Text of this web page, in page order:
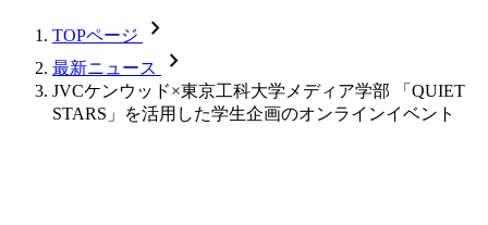
TOPページ chevron_forward
最新ニュース chevron_forward
JVCケンウッド×東京工科大学メディア学部 「QUIET
STARS」を活用した学生企画のオンラインイベント